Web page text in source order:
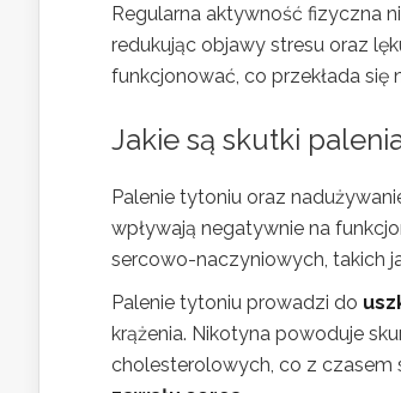
Regularna aktywność fizyczna
redukując objawy stresu oraz
funkcjonować, co przekłada się
Jakie są skutki
Palenie tytoniu oraz
wpływają negatywnie na
sercowo-naczyniowych, takich
Palenie tytoniu prowadzi do
krążenia. Nikotyna powoduje
cholesterolowych, co z czasem